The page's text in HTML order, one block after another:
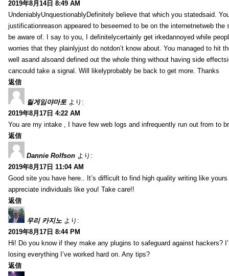
2019年8月14日 8:49 AM
UndeniablyUnquestionablyDefinitely believe that which you statedsaid.
justificationreason appeared to beseemed to be on the internetnetweb
be aware of. I say to you, I definitelycertainly get irkedannoyed while
worries that they plainlyjust do notdon’t know about. You managed to hit
well asand alsoand defined out the whole thing without having side
cancould take a signal. Will likelyprobably be back to get more. Thanks
返信
릴게임야마토 より:
2019年8月17日 4:22 AM
You are my intake , I have few web logs and infrequently run out from to
返信
Dannie Rolfson より:
2019年8月17日 11:04 AM
Good site you have here.. It’s difficult to find high quality writing like
appreciate individuals like you! Take care!!
返信
우리 카지노 より:
2019年8月17日 8:44 PM
Hi! Do you know if they make any plugins to safeguard against hackers?
losing everything I’ve worked hard on. Any tips?
返信